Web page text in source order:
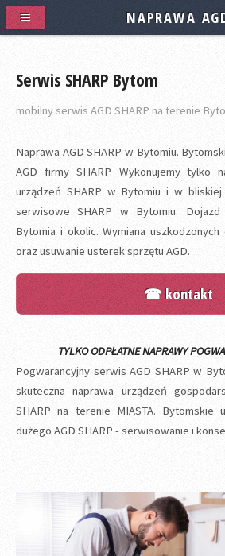
Serwis SHARP Bytom
mobilny serwis AGD SHARP na terenie
Naprawa AGD SHARP w Bytomiu.
AGD firmy SHARP. Wykonujemy tylko
urządzeń SHARP w Bytomiu i w bliskiej
serwisowe SHARP w Bytomiu.
Bytomia i okolic. Wymiana uszkodzonych
oraz usuwanie usterek sprzętu AGD.
☎ kontakt
TYLKO ODPŁATNE NAPRAWY
Pogwarancyjny serwis AGD SHARP w
skuteczna naprawa urządzeń
SHARP na terenie MIASTA. Bytomskie
dużego AGD SHARP - serwisowanie i
NAPRAWA